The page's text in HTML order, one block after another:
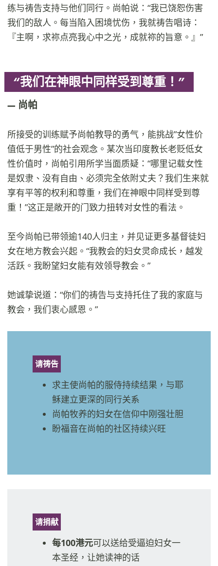
练与祷告支持与他们同行。尚帕说：“我已饶恕伤害
我们的敌人。每当陷入困境忧伤，我就祷告唱诗：
『主啊，求祢点亮我心中之光，成就祢的旨意。』”
“我们在神眼中同样受到尊重！”
尚帕
所接受的训练赋予尚帕教导的勇气，能挑战”女性价
值低于男性”的社会观念。某次当印度教长老贬低女
性价值时，尚帕引用所学当面质疑：“哪里记载女性
是奴隶、没有自由、必须完全依附丈夫？我们生来就
享有平等的权利和尊重，我们在神眼中同样受到尊
重！”这正是敞开的门致力扭转对女性的看法。
至今尚帕已带领逾140人归主，并见证更多基督徒妇
女在地方教会兴起。“我教会的妇女灵命成长，越发
活跃。我盼望妇女能有效领导教会。”
她诚挚说道：“你们的祷告与支持托住了我的家庭与
教会，我们衷心感恩。”
请祷告
求主使尚帕的服侍持续结果，与耶
稣建立更深的同行关系
尚帕牧养的妇女在信仰中刚强壮胆
盼福音在尚帕的社区持续兴旺
请捐献
每100港元可以送给受逼迫妇女一
本圣经，让她读神的话